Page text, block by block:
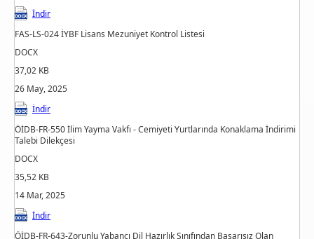
İndir
FAS-LS-024 İYBF Lisans Mezuniyet Kontrol Listesi
DOCX
37,02 KB
26 May, 2025
İndir
ÖİDB-FR-550 İlim Yayma Vakfı - Cemiyeti Yurtlarında Konaklama İndirimi
Talebi Dilekçesi
DOCX
35,52 KB
14 Mar, 2025
İndir
ÖİDB-FR-643-Zorunlu Yabancı Dil Hazırlık Sınıfından Başarısız Olan